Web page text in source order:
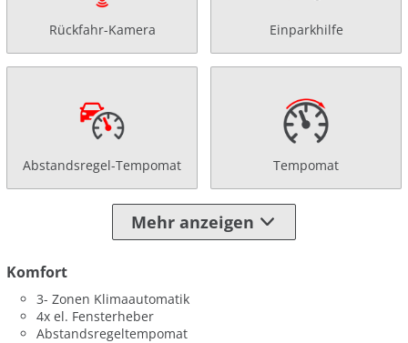
Rückfahr-Kamera Einparkhilfe
Abstandsregel-Tempomat Tempomat
Mehr anzeigen
Komfort
3- Zonen Klimaautomatik
4x el. Fensterheber
Abstandsregeltempomat